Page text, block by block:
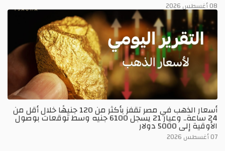
08 أغسطس 2026
أسعار الذهب في مصر تقفز بأكثر من 120 جنيهًا خلال أقل من
24 ساعة.. وعيار 21 يسجل 6100 جنيه وسط توقعات بوصول
الأوقية إلى 5000 دولار
07 أغسطس 2026